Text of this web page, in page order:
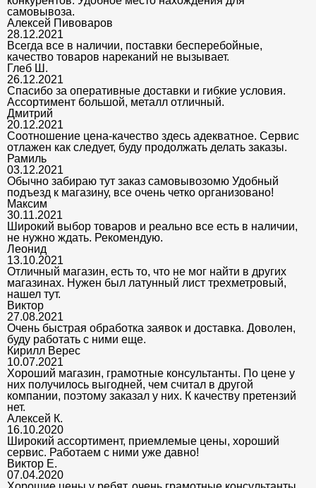
самовывоза.
Алексей Пивоваров
28.12.2021
Всегда все в наличии, поставки бесперебойные,
качество товаров нареканий не вызывает.
Глеб Ш.
26.12.2021
Спасибо за оперативные доставки и гибкие условия.
Ассортимент большой, металл отличный.
Дмитрий
20.12.2021
Соотношение цена-качество здесь адекватное. Сервис
отлажен как следует, буду продолжать делать заказы.
Рамиль
03.12.2021
Обычно забираю тут заказ самовывозомю Удобный
подъезд к магазину, все очень четко организовано!
Максим
30.11.2021
Широкий выбор товаров и реально все есть в наличии,
не нужно ждать. Рекомендую.
Леонид
13.10.2021
Отличный магазин, есть то, что не мог найти в других
магазинах. Нужен был латунный лист трехметровый,
нашел тут.
Виктор
27.08.2021
Очень быстрая обработка заявок и доставка. Доволен,
буду работать с ними еще.
Кирилл Верес
10.07.2021
Хороший магазин, грамотные консультанты. По цене у
них получилось выгодней, чем считал в другой
компании, поэтому заказал у них. К качеству претензий
нет.
Алексей К.
16.10.2020
Широкий ассортимент, приемлемые цены, хороший
сервис. Работаем с ними уже давно!
Виктор Е.
07.04.2020